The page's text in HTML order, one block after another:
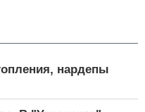
нардепы